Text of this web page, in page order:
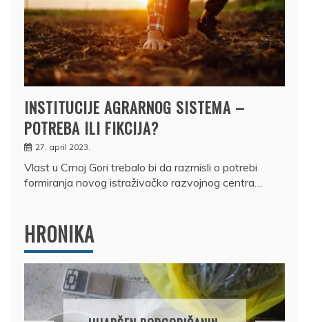
INSTITUCIJE AGRARNOG SISTEMA –
POTREBA ILI FIKCIJA?
27. april 2023.
Vlast u Crnoj Gori trebalo bi da razmisli o potrebi
formiranja novog istraživačko razvojnog centra…
HRONIKA
DRŽAVLJANIN RUSIJE
OSUMNJIČEN DA JE